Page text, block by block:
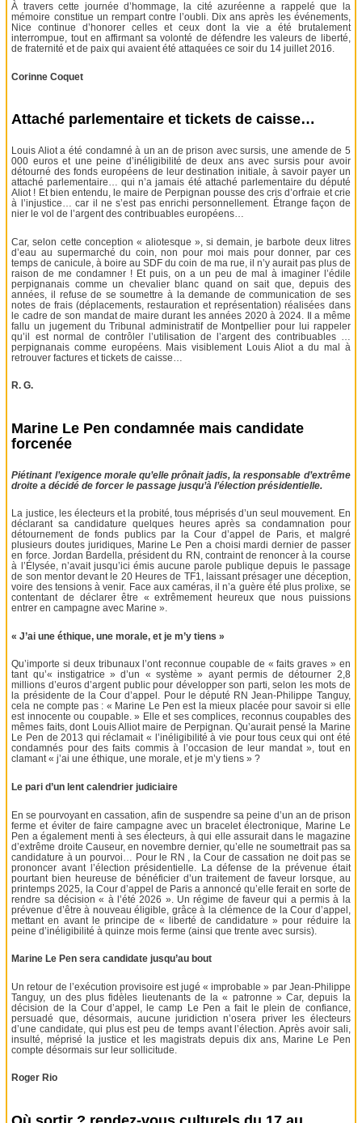
À travers cette journée d’hommage, la cité azuréenne a rappelé que la
mémoire constitue un rempart contre l’oubli. Dix ans après les événements,
Nice continue d’honorer celles et ceux dont la vie a été brutalement
interrompue, tout en affirmant sa volonté de défendre les valeurs de liberté,
de fraternité et de paix qui avaient été attaquées ce soir du 14 juillet 2016.
Corinne Coquet
Attaché parlementaire et tickets de caisse…
Louis Aliot a été condamné à un an de prison avec sursis, une amende de 5
000 euros et une peine d’inéligibilité de deux ans avec sursis pour avoir
détourné des fonds européens de leur destination initiale, à savoir payer un
attaché parlementaire… qui n’a jamais été attaché parlementaire du député
Aliot ! Et bien entendu, le maire de Perpignan pousse des cris d’orfraie et crie
à l’injustice… car il ne s’est pas enrichi personnellement. Étrange façon de
nier le vol de l’argent des contribuables européens…
Car, selon cette conception « aliotesque », si demain, je barbote deux litres
d’eau au supermarché du coin, non pour moi mais pour donner, par ces
temps de canicule, à boire au SDF du coin de ma rue, il n’y aurait pas plus de
raison de me condamner ! Et puis, on a un peu de mal à imaginer l’édile
perpignanais comme un chevalier blanc quand on sait que, depuis des
années, il refuse de se soumettre à la demande de communication de ses
notes de frais (déplacements, restauration et représentation) réalisées dans
le cadre de son mandat de maire durant les années 2020 à 2024. Il a même
fallu un jugement du Tribunal administratif de Montpellier pour lui rappeler
qu’il est normal de contrôler l’utilisation de l’argent des contribuables …
perpignanais comme européens. Mais visiblement Louis Aliot a du mal à
retrouver factures et tickets de caisse…
R. G.
Marine Le Pen condamnée mais candidate
forcenée
Piétinant l’exigence morale qu’elle prônait jadis, la responsable d’extrême
droite a décidé de forcer le passage jusqu’à l’élection présidentielle.
La justice, les électeurs et la probité, tous méprisés d’un seul mouvement. En
déclarant sa candidature quelques heures après sa condamnation pour
détournement de fonds publics par la Cour d’appel de Paris, et malgré
plusieurs doutes juridiques, Marine Le Pen a choisi mardi dernier de passer
en force. Jordan Bardella, président du RN, contraint de renoncer à la course
à l’Élysée, n’avait jusqu’ici émis aucune parole publique depuis le passage
de son mentor devant le 20 Heures de TF1, laissant présager une déception,
voire des tensions à venir. Face aux caméras, il n’a guère été plus prolixe, se
contentant de déclarer être « extrêmement heureux que nous puissions
entrer en campagne avec Marine ».
« J’ai une éthique, une morale, et je m’y tiens »
Qu’importe si deux tribunaux l’ont reconnue coupable de « faits graves » en
tant qu’« instigatrice » d’un « système » ayant permis de détourner 2,8
millions d’euros d’argent public pour développer son parti, selon les mots de
la présidente de la Cour d’appel. Pour le député RN Jean-Philippe Tanguy,
cela ne compte pas : « Marine Le Pen est la mieux placée pour savoir si elle
est innocente ou coupable. » Elle et ses complices, reconnus coupables des
mêmes faits, dont Louis Alliot maire de Perpignan. Qu’aurait pensé la Marine
Le Pen de 2013 qui réclamait « l’inéligibilité à vie pour tous ceux qui ont été
condamnés pour des faits commis à l’occasion de leur mandat », tout en
clamant « j’ai une éthique, une morale, et je m’y tiens » ?
Le pari d’un lent calendrier judiciaire
En se pourvoyant en cassation, afin de suspendre sa peine d’un an de prison
ferme et éviter de faire campagne avec un bracelet électronique, Marine Le
Pen a également menti à ses électeurs, à qui elle assurait dans le magazine
d’extrême droite Causeur, en novembre dernier, qu’elle ne soumettrait pas sa
candidature à un pourvoi… Pour le RN , la Cour de cassation ne doit pas se
prononcer avant l’élection présidentielle. La défense de la prévenue était
pourtant bien heureuse de bénéficier d’un traitement de faveur lorsque, au
printemps 2025, la Cour d’appel de Paris a annoncé qu’elle ferait en sorte de
rendre sa décision « à l’été 2026 ». Un régime de faveur qui a permis à la
prévenue d’être à nouveau éligible, grâce à la clémence de la Cour d’appel,
mettant en avant le principe de « liberté de candidature » pour réduire la
peine d’inéligibilité à quinze mois ferme (ainsi que trente avec sursis).
Marine Le Pen sera candidate jusqu’au bout
Un retour de l’exécution provisoire est jugé « improbable » par Jean-Philippe
Tanguy, un des plus fidèles lieutenants de la « patronne » Car, depuis la
décision de la Cour d’appel, le camp Le Pen a fait le plein de confiance,
persuadé que, désormais, aucune juridiction n’osera priver les électeurs
d’une candidate, qui plus est peu de temps avant l’élection. Après avoir sali,
insulté, méprisé la justice et les magistrats depuis dix ans, Marine Le Pen
compte désormais sur leur sollicitude.
Roger Rio